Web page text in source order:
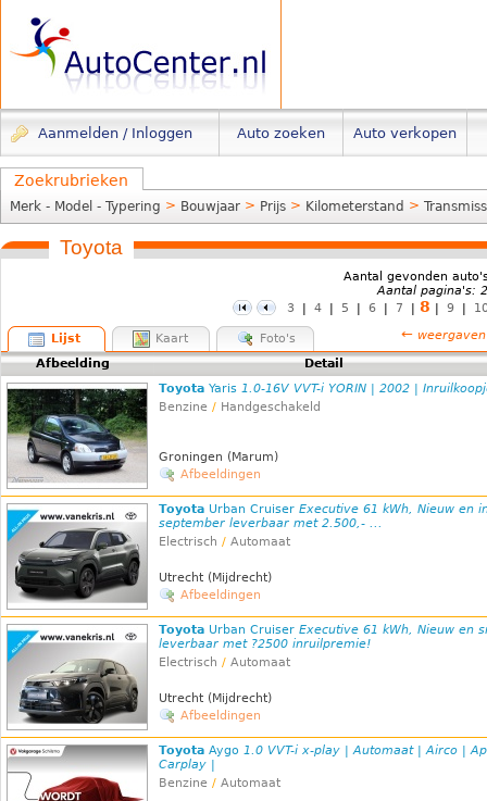
Aanmelden / Inloggen Auto zoeken Auto verkopen
Zoekrubrieken
Merk - Model - Typering > Bouwjaar > Prijs > Kilometerstand >
Toyota
Aantal gevonden
Aantal pagina's:
3
| 4 | 5 | 6 | 7 | 8 | 9 |
Lijst Kaart Foto's ← weergaven
Afbeelding
Detail
Toyota Yaris 1.0-16V VVT-i YORIN | 2002 |
Benzine / Handgeschakeld
Groningen (Marum)
Afbeeldingen
Toyota Urban Cruiser Executive 61 kWh, Nieuw en
september leverbaar met 2.500,- ...
Electrisch / Automaat
Utrecht (Mijdrecht)
Afbeeldingen
Toyota Urban Cruiser Executive 61 kWh, Nieuw en
leverbaar met ?2500 inruilpremie!
Electrisch / Automaat
Utrecht (Mijdrecht)
Afbeeldingen
Toyota Aygo 1.0 VVT-i x-play | Automaat | Airco |
Carplay |
Benzine / Automaat